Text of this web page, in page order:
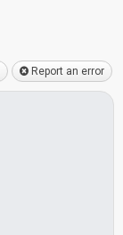
Report an error